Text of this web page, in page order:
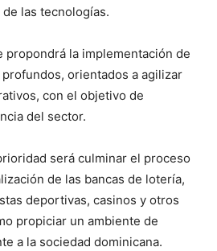
las tecnologías.
propondrá la implementación de
orientados a agilizar
con el objetivo de
del sector.
será culminar el proceso
de las bancas de lotería,
deportivas, casinos y otros
propiciar un ambiente de
a la sociedad dominicana.